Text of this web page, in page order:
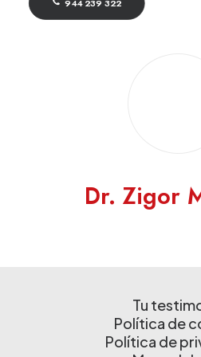
Dr. Zigor
944 239 322
Tu
Política de
Política de